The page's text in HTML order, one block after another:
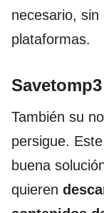
necesario,
plataformas.
Savetomp3
También su
persigue.
buena
quieren